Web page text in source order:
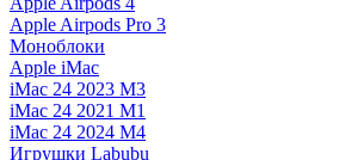
Apple Airpods Pro 3
Моноблоки
Apple iMac
iMac 24 2023 M3
iMac 24 2021 M1
iMac 24 2024 M4
Игрушки Labubu